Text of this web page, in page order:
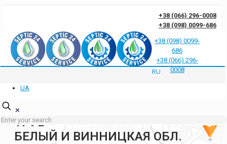
+38 (066) 296-0008
+38 (098) 0099-686
Отзывы клиентов о нас Ответы на частые вопросы Блог
Контакты
Политика конфиденциальности
+38 (098) 0099-
686
+38 (066) 296-
0008
RU
UA
✕
ГИДРОДИНАМИЧЕСКАЯ
ПРОЧИСТКА КАНАЛИЗАЦИИ И
ТРУБ
БЕЛЫЙ И ВИННИЦКАЯ ОБЛ.